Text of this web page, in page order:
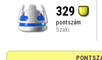
329
pontszám
Szaki